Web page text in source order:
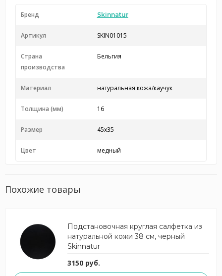
Бренд Skinnatur
Артикул SKIN01015
Страна
производства
Бельгия
Материал натуральная кожа/каучук
Толщина (мм) 16
Размер 45х35
Цвет медный
Похожие товары
Подстановочная круглая салфетка из
натуральной кожи 38 см, черный
Skinnatur
3150 руб.